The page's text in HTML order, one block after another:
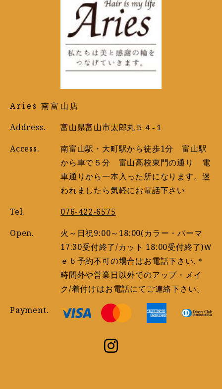
Aries 南富山店
Address.
富山県富山市太郎丸５４‐１
Access.
南富山駅・大町駅から徒歩1分 富山駅
から車で５分 富山高校東門の通り 電
車通りから一本入った所になります。迷
われましたら気軽にお電話下さい
Tel.
076-422-6575
Open.
火～日祝9:00～18:00(カラー・パーマ
17:30受付終了/カット 18:00受付終了)Ｗ
ｅｂ予約不可の場合はお電話下さい.＊
時間外や営業日以外でのアップ・メイ
ク/着付けはお電話にてご連絡下さい。
Payment.